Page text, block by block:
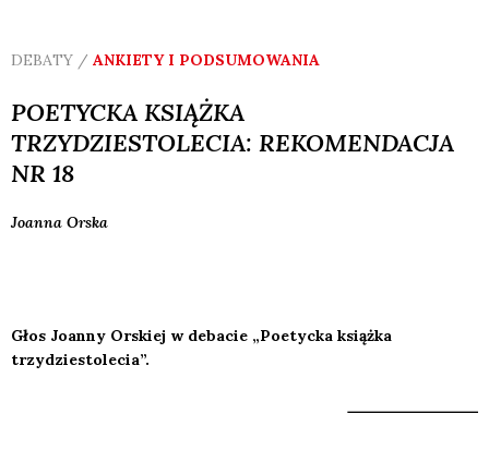
DEBATY / ANKIETY I PODSUMOWANIA
POETYCKA KSIĄŻKA
TRZYDZIESTOLECIA: REKOMENDACJA
NR 18
Joanna Orska
Głos Joanny Orskiej w debacie „Poetycka książka
trzydziestolecia”.